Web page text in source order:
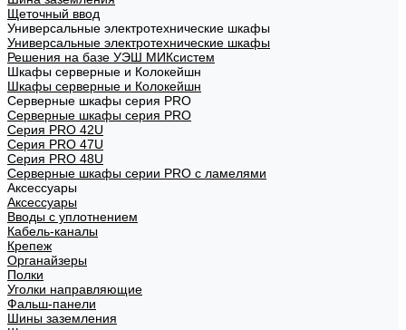
Щеточный ввод
Универсальные электротехнические шкафы
Универсальные электротехнические шкафы
Решения на базе УЭШ МИКсистем
Шкафы серверные и Колокейшн
Шкафы серверные и Колокейшн
Серверные шкафы серия PRO
Серверные шкафы серия PRO
Серия PRO 42U
Серия PRO 47U
Серия PRO 48U
Серверные шкафы серии PRO с ламелями
Аксессуары
Аксессуары
Вводы с уплотнением
Кабель-каналы
Крепеж
Органайзеры
Полки
Уголки направляющие
Фальш-панели
Шины заземления